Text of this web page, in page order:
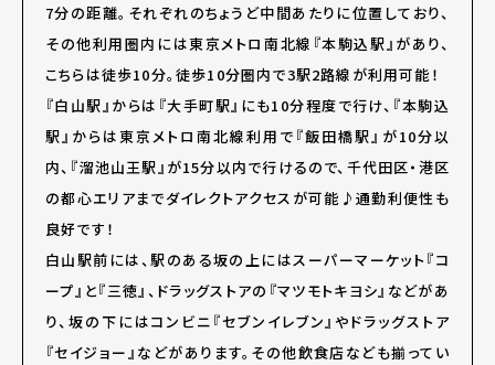
7分の距離。それぞれのちょうど中間あたりに位置しており、
その他利用圏内には東京メトロ南北線『本駒込駅』があり、
こちらは徒歩10分。徒歩10分圏内で3駅2路線が利用可能！
『白山駅』からは『大手町駅』にも10分程度で行け、『本駒込
駅』からは東京メトロ南北線利用で『飯田橋駅』が10分以
内、『溜池山王駅』が15分以内で行けるので、千代田区・港区
の都心エリアまでダイレクトアクセスが可能♪通勤利便性も
良好です！
白山駅前には、駅のある坂の上にはスーパーマーケット『コ
ープ』と『三徳』、ドラッグストアの『マツモトキヨシ』などがあ
り、坂の下にはコンビニ『セブンイレブン』やドラッグストア
『セイジョー』などがあります。その他飲食店なども揃ってい